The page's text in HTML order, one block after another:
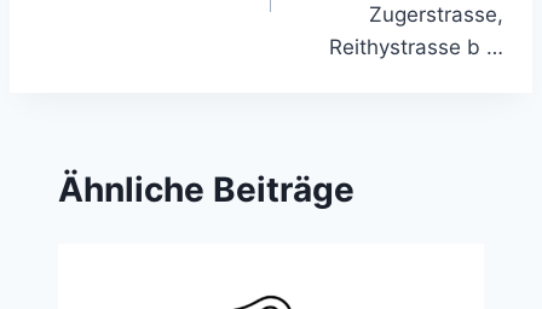
Zugerstrasse,
Reithystrasse b …
Ähnliche Beiträge